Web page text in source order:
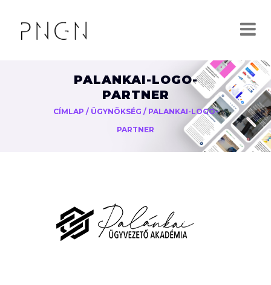
PALANKAI-LOGO-
PARTNER
CÍMLAP / ÜGYNÖKSÉG / PALANKAI-LOGO-
PARTNER